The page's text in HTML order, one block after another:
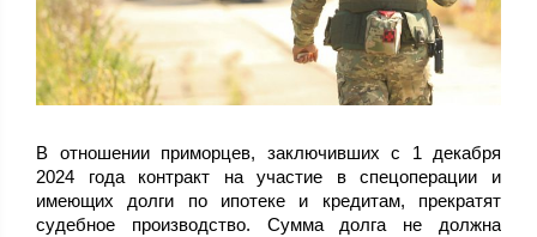
В отношении приморцев, заключивших с 1 декабря
2024 года контракт на участие в спецоперации и
имеющих долги по ипотеке и кредитам, прекратят
судебное производство. Сумма долга не должна